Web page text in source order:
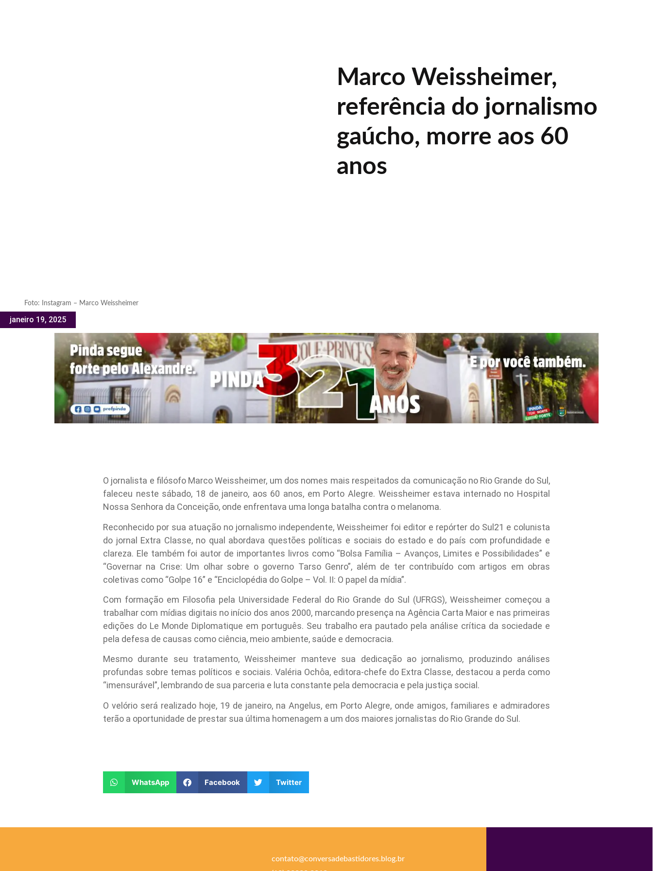
Foto: Instagram – Marco Weissheimer
janeiro 19, 2025
Marco Weissheimer,
referência do jornalismo
gaúcho, morre aos 60
anos
O jornalista e filósofo Marco Weissheimer, um dos nomes mais respeitados da comunicação no Rio Grande do Sul,
faleceu neste sábado, 18 de janeiro, aos 60 anos, em Porto Alegre. Weissheimer estava internado no Hospital
Nossa Senhora da Conceição, onde enfrentava uma longa batalha contra o melanoma.
Reconhecido por sua atuação no jornalismo independente, Weissheimer foi editor e repórter do Sul21 e colunista
do jornal Extra Classe, no qual abordava questões políticas e sociais do estado e do país com profundidade e
clareza. Ele também foi autor de importantes livros como “Bolsa Família – Avanços, Limites e Possibilidades” e
“Governar na Crise: Um olhar sobre o governo Tarso Genro”, além de ter contribuído com artigos em obras
coletivas como “Golpe 16” e “Enciclopédia do Golpe – Vol. II: O papel da mídia”.
Com formação em Filosofia pela Universidade Federal do Rio Grande do Sul (UFRGS), Weissheimer começou a
trabalhar com mídias digitais no início dos anos 2000, marcando presença na Agência Carta Maior e nas primeiras
edições do Le Monde Diplomatique em português. Seu trabalho era pautado pela análise crítica da sociedade e
pela defesa de causas como ciência, meio ambiente, saúde e democracia.
Mesmo durante seu tratamento, Weissheimer manteve sua dedicação ao jornalismo, produzindo análises
profundas sobre temas políticos e sociais. Valéria Ochôa, editora-chefe do Extra Classe, destacou a perda como
“imensurável”, lembrando de sua parceria e luta constante pela democracia e pela justiça social.
O velório será realizado hoje, 19 de janeiro, na Angelus, em Porto Alegre, onde amigos, familiares e admiradores
terão a oportunidade de prestar sua última homenagem a um dos maiores jornalistas do Rio Grande do Sul.
WhatsApp Facebook Twitter
contato@conversadebastidores.blog.br